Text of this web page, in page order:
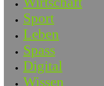
Sport
Leben
Spass
Digital
Wissen